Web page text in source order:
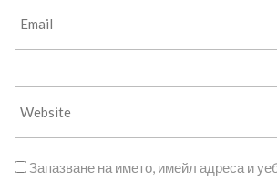
Запазване на името, имейл адреса и